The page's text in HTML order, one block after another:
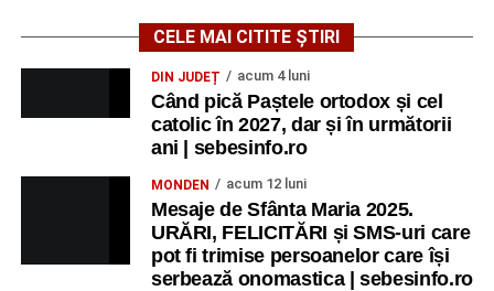
CELE MAI CITITE ȘTIRI
DIN JUDEȚ acum 4 luni
Când pică Paștele ortodox și cel
catolic în 2027, dar și în următorii
ani | sebesinfo.ro
MONDEN acum 12 luni
Mesaje de Sfânta Maria 2025.
URĂRI, FELICITĂRI și SMS-uri care
pot fi trimise persoanelor care își
serbează onomastica | sebesinfo.ro